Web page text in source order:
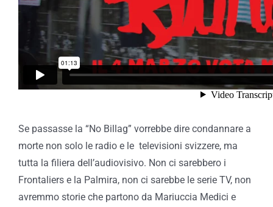
Se passasse la “No Billag” vorrebbe dire condannare a
morte non solo le radio e le televisioni svizzere, ma
tutta la filiera dell’audiovisivo. Non ci sarebbero i
Frontaliers e la Palmira, non ci sarebbe le serie TV, non
avremmo storie che partono da Mariuccia Medici e